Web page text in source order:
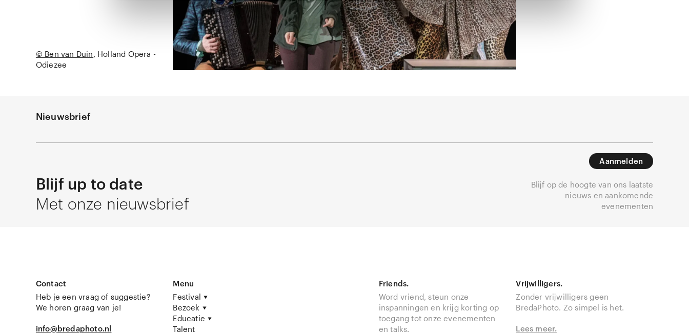
© Ben van Duin
Holland Opera -
Odiezee
Nieuwsbrief
Blijf up to date
Met onze nieuwsbrief
Aanmelden
Blijf op de hoogte van ons laatste
nieuws en aankomende
evenementen
Contact
Heb je een vraag of suggestie?
We horen graag van je!
info@bredaphoto.nl
Menu
Festival
Bezoek
Educatie
Talent
Friends.
Word vriend, steun onze
inspanningen en krijg korting op
toegang tot onze evenementen
en talks.
Vrijwilligers.
Zonder vrijwilligers geen
BredaPhoto. Zo simpel is het.
Lees meer.